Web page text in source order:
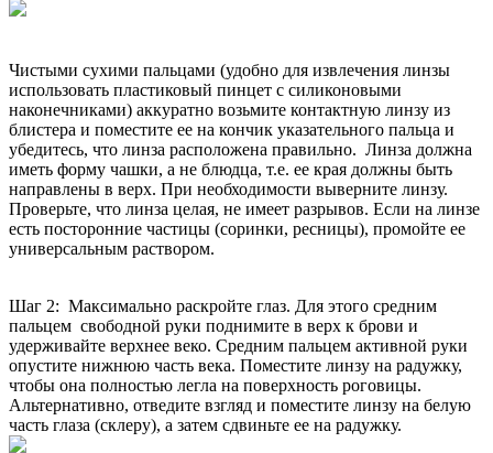
Чистыми сухими пальцами (удобно для извлечения линзы
использовать пластиковый пинцет с силиконовыми
наконечниками) аккуратно возьмите контактную линзу из
блистера и поместите ее на кончик указательного пальца и
убедитесь, что линза расположена правильно. Линза должна
иметь форму чашки, а не блюдца, т.е. ее края должны быть
направлены в верх. При необходимости выверните линзу.
Проверьте, что линза целая, не имеет разрывов. Если на линзе
есть посторонние частицы (соринки, ресницы), промойте ее
универсальным раствором.
Шаг 2: Максимально раскройте глаз. Для этого средним
пальцем свободной руки поднимите в верх к брови и
удерживайте верхнее веко. Средним пальцем активной руки
опустите нижнюю часть века. Поместите линзу на радужку,
чтобы она полностью легла на поверхность роговицы.
Альтернативно, отведите взгляд и поместите линзу на белую
часть глаза (склеру), а затем сдвиньте ее на радужку.